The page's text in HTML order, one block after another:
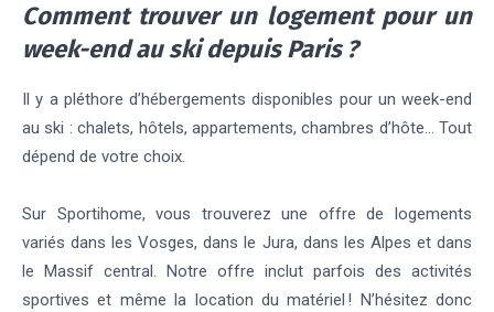
Comment trouver un logement pour un
week-end au ski depuis Paris ?
Il y a pléthore d’hébergements disponibles pour un week-end
au ski : chalets, hôtels, appartements, chambres d’hôte… Tout
dépend de votre choix.
Sur Sportihome, vous trouverez une offre de logements
variés dans les Vosges, dans le Jura, dans les Alpes et dans
le Massif central. Notre offre inclut parfois des activités
sportives et même la location du matériel ! N’hésitez donc